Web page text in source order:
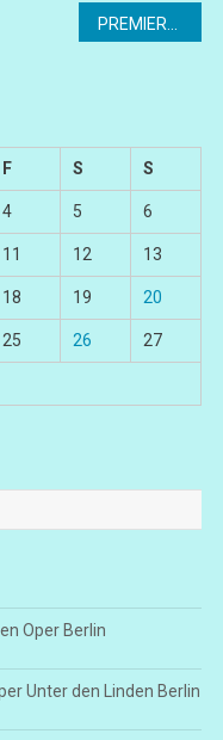
F S S
4 5 6
11 12 13
18 19 20
25 26 27
Oper Berlin
Unter den Linden Berlin